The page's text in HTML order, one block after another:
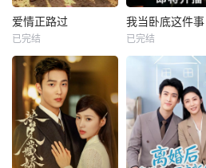
爱情正路过
已完结
我当卧底这件事
已完结